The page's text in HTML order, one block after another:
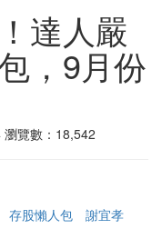
達人嚴
，9月份
瀏覽數：18,542
存股懶人包 謝宜孝